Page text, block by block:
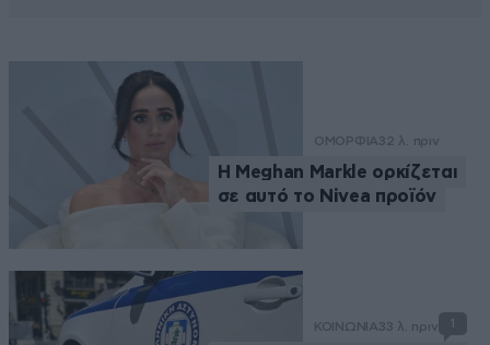
ΟΜΟΡΦΙΑ32 λ. πριν
Η Meghan Markle ορκίζεται
σε αυτό το Nivea προϊόν
ΚΟΙΝΩΝΙΑ33 λ. πριν 1